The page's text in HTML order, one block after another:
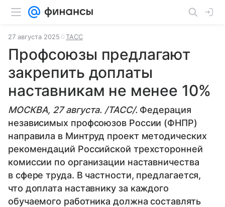
27 августа 2025 ТАСС
Профсоюзы предлагают
закрепить доплаты
наставникам не менее 10%
МОСКВА, 27 августа. /ТАСС/. Федерация
независимых профсоюзов России (ФНПР)
направила в Минтруд проект методических
рекомендаций Российской трехсторонней
комиссии по организации наставничества
в сфере труда. В частности, предлагается,
что доплата наставнику за каждого
обучаемого работника должна составлять